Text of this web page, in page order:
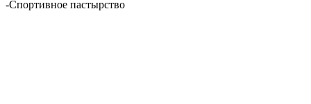
-Спортивное пастырство